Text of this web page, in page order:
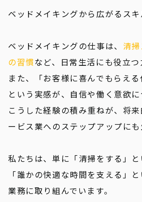
ベッドメイキングから広がるス
ベッドメイキングの仕事は、 清
の習慣など、日常生活にも役立つ
また、「お客様に喜んでもらえる
という実感が、自信や働く意欲に
こうした経験の積み重ねが、将
ービス業へのステップアップにも
私たちは、単に「清掃をする」と
「誰かの快適な時間を支える」
業務に取り組んでいます。